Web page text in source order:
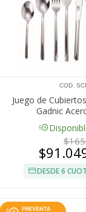
COD.
Juego de
Gadnic
acute
DESDE 6